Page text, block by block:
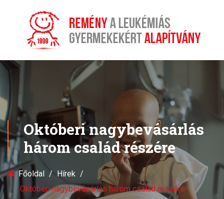
Októberi nagybevásárlás
három család részére
Főoldal
Hírek
Októberi nagybevásárlás három család részére